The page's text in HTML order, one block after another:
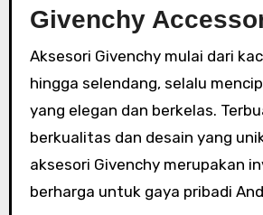
Givenchy
Aksesori Givenchy mulai dari
hingga selendang, selalu
yang elegan dan berkelas.
berkualitas dan desain yang
aksesori Givenchy merupakan
berharga untuk gaya pribadi